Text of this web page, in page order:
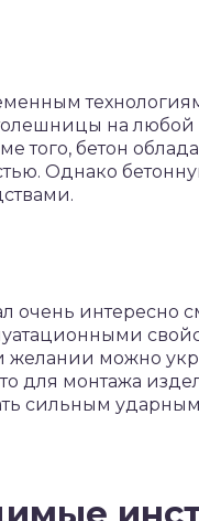
на
того, бетон
Однако
очень интересно
можно
для монтажа
сильным